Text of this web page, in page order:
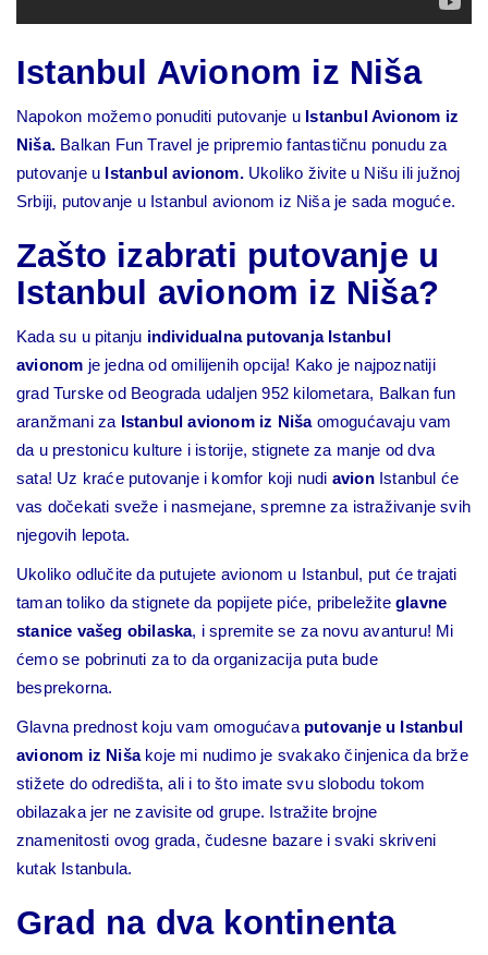
Istanbul Avionom iz Niša
Napokon možemo ponuditi putovanje u Istanbul Avionom iz
Niša. Balkan Fun Travel je pripremio fantastičnu ponudu za
putovanje u Istanbul avionom. Ukoliko živite u Nišu ili južnoj
Srbiji, putovanje u Istanbul avionom iz Niša je sada moguće.
Zašto izabrati putovanje u
Istanbul avionom iz Niša?
Kada su u pitanju individualna putovanja Istanbul
avionom je jedna od omilijenih opcija! Kako je najpoznatiji
grad Turske od Beograda udaljen 952 kilometara, Balkan fun
aranžmani za Istanbul avionomiz Niša omogućavaju vam
da u prestonicu kulture i istorije, stignete za manje od dva
sata! Uz kraće putovanje i komfor koji nudi avion Istanbul će
vas dočekati sveže i nasmejane, spremne za istraživanje svih
njegovih lepota.
Ukoliko odlučite da putujete avionom u Istanbul, put će trajati
taman toliko da stignete da popijete piće, pribeležiteglavne
stanice vašeg obilaska, i spremite se za novu avanturu! Mi
ćemo se pobrinuti za to da organizacija puta bude
besprekorna.
Glavna prednost koju vam omogućava putovanje u Istanbul
avionom iz Niša koje mi nudimo je svakako činjenica da brže
stižete do odredišta, ali i to što imate svu slobodu tokom
obilazaka jer ne zavisite od grupe. Istražite brojne
znamenitosti ovog grada, čudesne bazare i svaki skriveni
kutak Istanbula.
Grad na dva kontinenta